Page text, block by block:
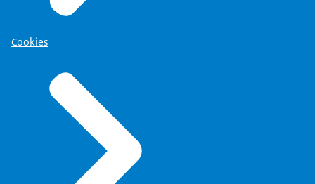
Cookies